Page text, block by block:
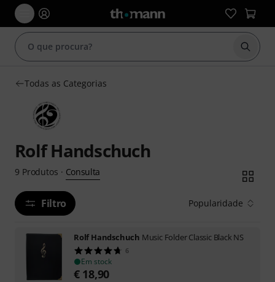
Iniciar
Todas as Categorias
Rolf Handschuch
9 Produtos · Consulta
Filtro Popularidade
Rolf Handschuch Music Folder Classic Black NS
6
Em stock
€ 18,90